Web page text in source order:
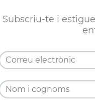
Subscriu-te i